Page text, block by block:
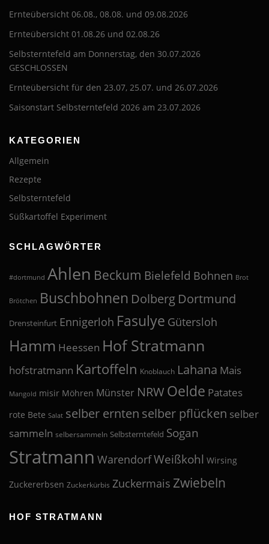
Ernteübersicht 06.08., 08.08. und 09.08.2026
Ernteübersicht 01.08.26 und 02.08.26
Selbsterntefeld am Donnerstag, den 30.07.2026
GESCHLOSSEN
Ernteübersicht für den 23.07, 25.07. und 26.07.2026
Saisonstart Selbsterntefeld 2026 am 23.07.2026
KATEGORIEN
Allgemein
Rezepte
Selbsterntefeld
Süßkartoffel Experiment
SCHLAGWÖRTER
#dortmund Ahlen Beckum Bielefeld Bohnen Brot
Brötchen Buschbohnen Dolberg Dortmund
Drensteinfurt Ennigerloh Fasulye Gütersloh
Hamm Heessen Hof Stratmann
hofstratmann Kartoffeln Knoblauch Lahana Mais
Mangold misir Möhren Münster NRW Oelde Patates
rote Bete Salat selber ernten selber pflücken selber
sammeln selbersammeln Selbsterntefeld Sogan
Stratmann WarendorfWeißkohl Wirsing
Zuckererbsen Zuckerkürbis Zuckermais Zwiebeln
HOF STRATMANN